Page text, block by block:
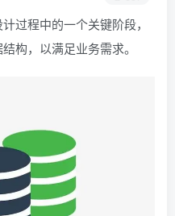
过程中的一个关键阶段，
构，以满足业务需求。